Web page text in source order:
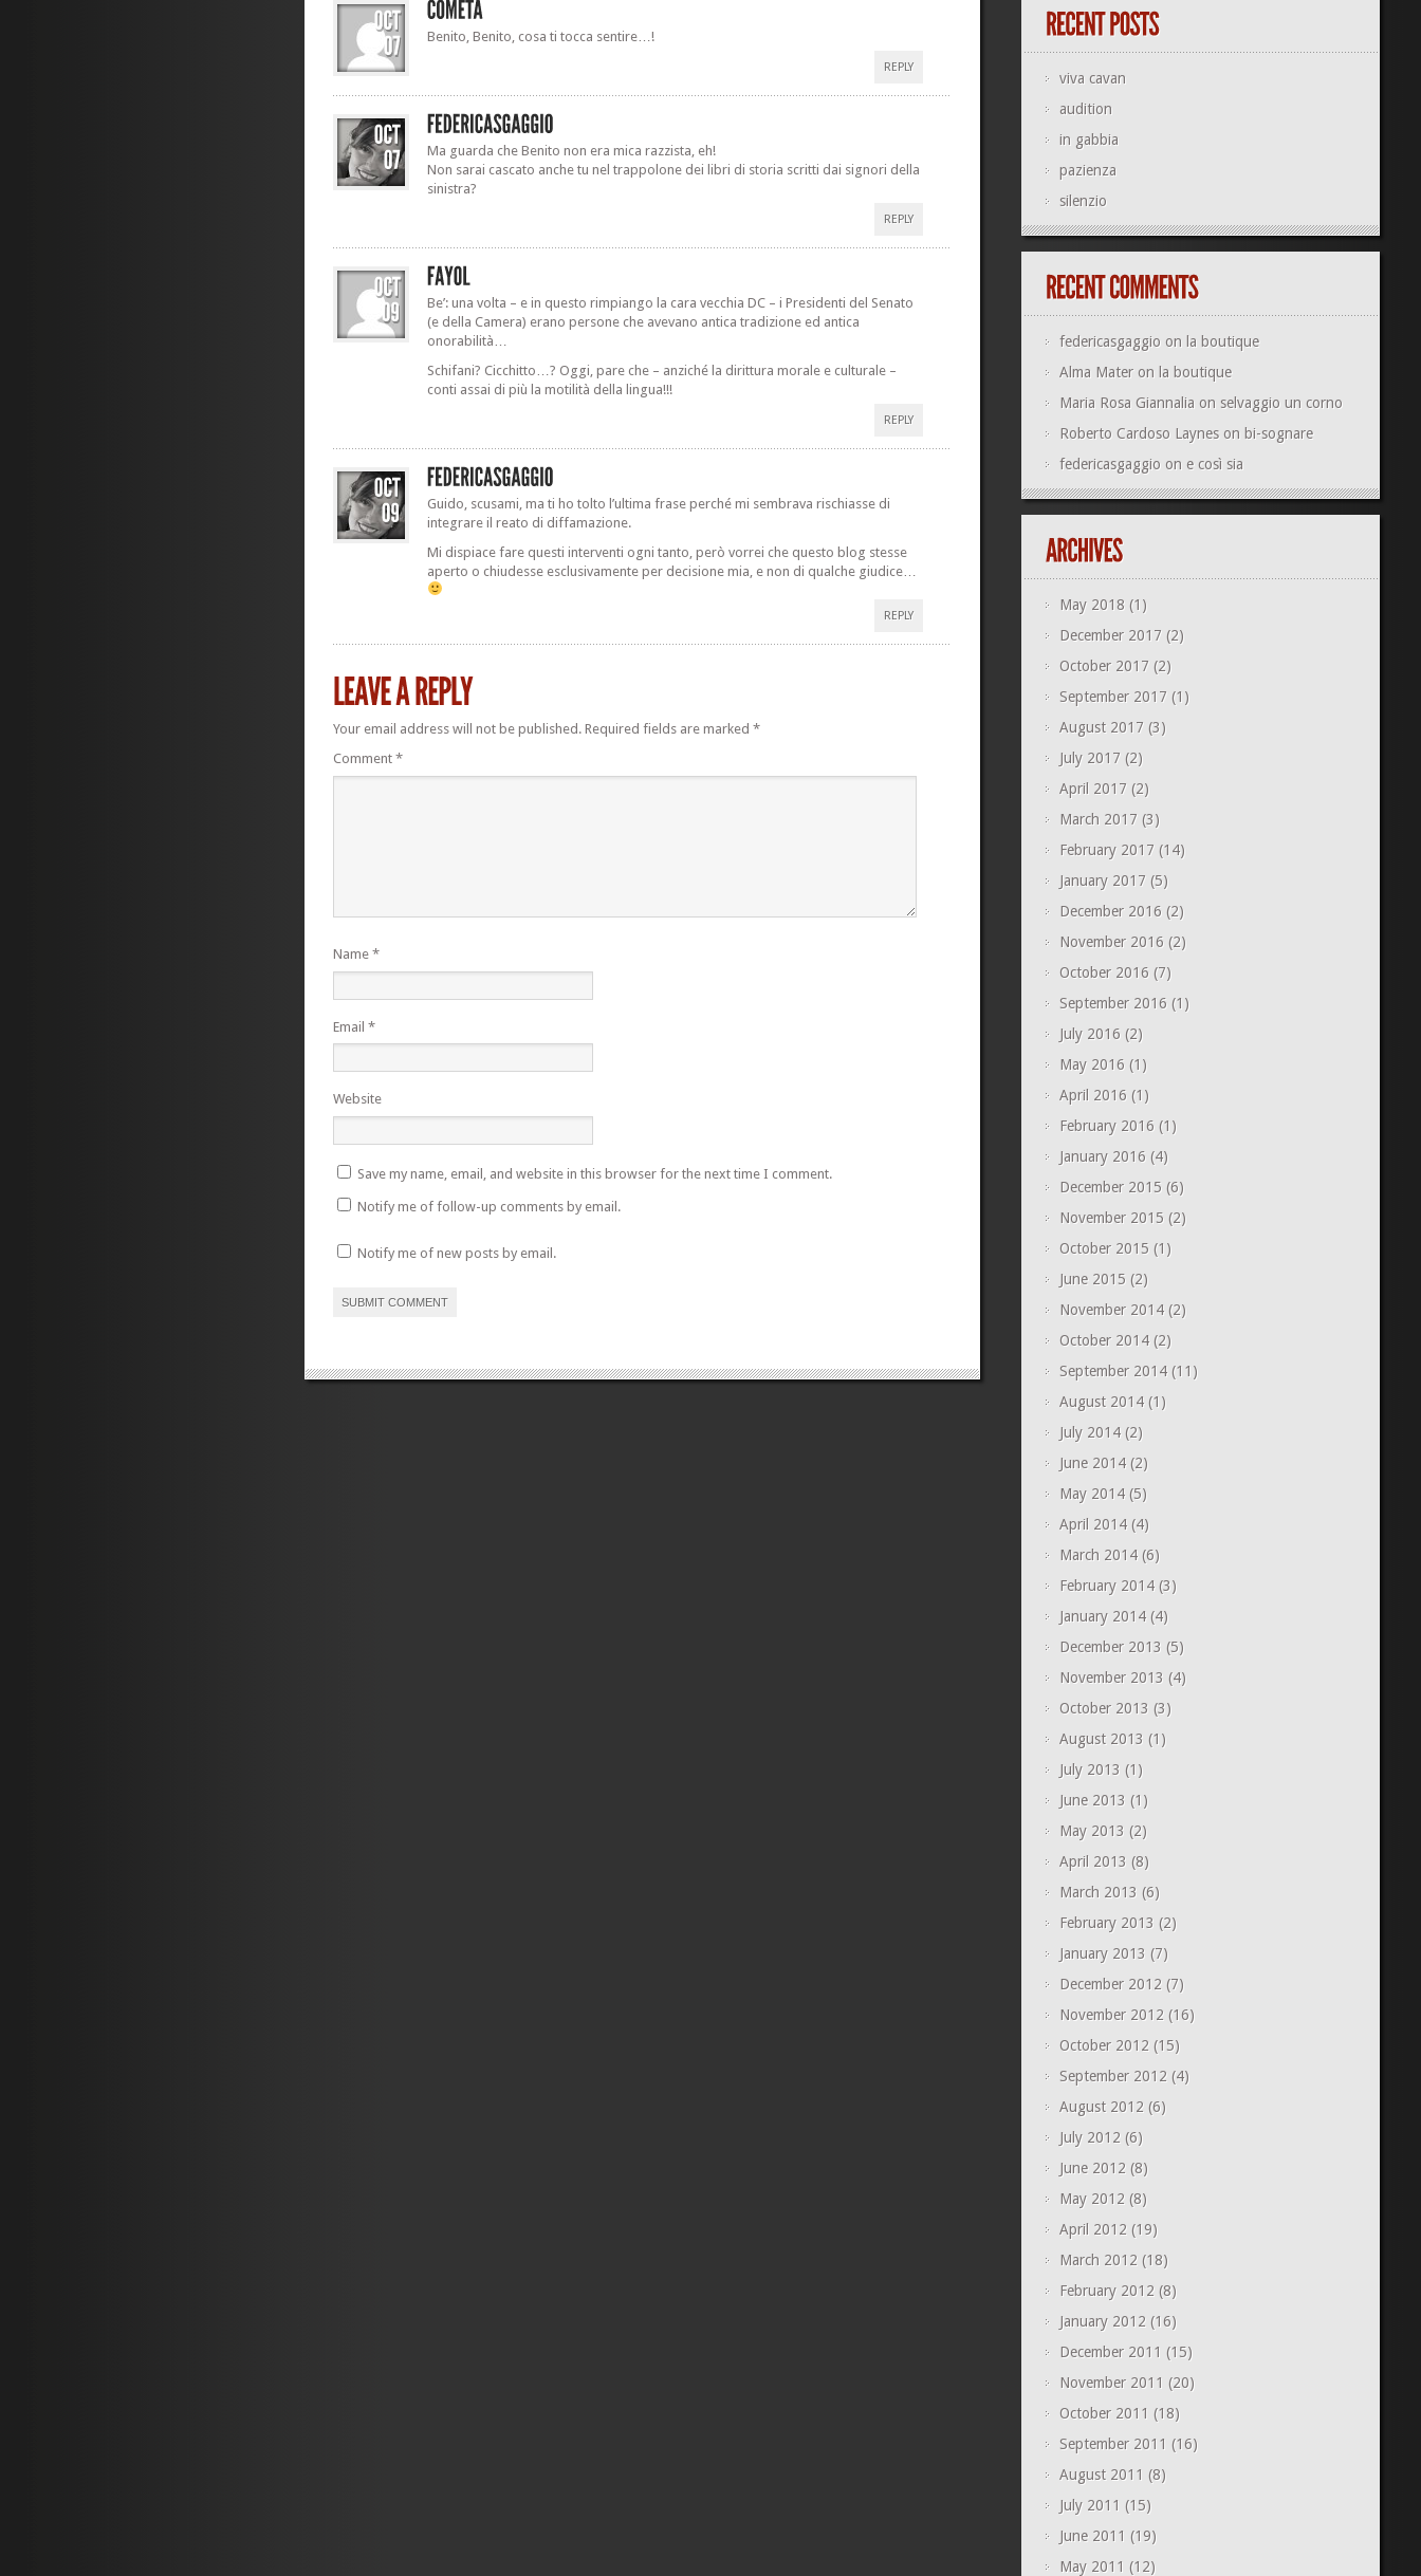
Benito, Benito, cosa ti tocca sentire…!
REPLY
Ma guarda che Benito non era mica razzista, eh!
Non sarai cascato anche tu nel trappolone dei libri di storia scritti dai signori della
sinistra?
REPLY
Be’: una volta – e in questo rimpiango la cara vecchia DC – i Presidenti del Senato
(e della Camera) erano persone che avevano antica tradizione ed antica
onorabilità…
Schifani? Cicchitto…? Oggi, pare che – anziché la dirittura morale e culturale –
conti assai di più la motilità della lingua!!!
REPLY
Guido, scusami, ma ti ho tolto l’ultima frase perché mi sembrava rischiasse di
integrare il reato di diffamazione.
Mi dispiace fare questi interventi ogni tanto, però vorrei che questo blog stesse
aperto o chiudesse esclusivamente per decisione mia, e non di qualche giudice…
REPLY
Your email address will not be published. Required fields are marked *
Comment *
Name *
Email *
Website
Save my name, email, and website in this browser for the next time I comment.
Notify me of follow-up comments by email.
Notify me of new posts by email.
viva cavan
audition
in gabbia
pazienza
silenzio
federicasgaggioon la boutique
Alma Materon la boutique
Maria Rosa Giannalia on selvaggio un corno
Roberto Cardoso Layneson bi-sognare
federicasgaggioon e così sia
May 2018(1)
December 2017(2)
October 2017(2)
September 2017(1)
August 2017(3)
July 2017(2)
April 2017(2)
March 2017(3)
February 2017(14)
January 2017(5)
December 2016(2)
November 2016(2)
October 2016(7)
September 2016(1)
July 2016(2)
May 2016(1)
April 2016(1)
February 2016(1)
January 2016(4)
December 2015(6)
November 2015(2)
October 2015(1)
June 2015(2)
November 2014(2)
October 2014(2)
September 2014(11)
August 2014(1)
July 2014(2)
June 2014(2)
May 2014(5)
April 2014(4)
March 2014(6)
February 2014(3)
January 2014(4)
December 2013 (5)
November 2013 (4)
October 2013 (3)
August 2013 (1)
July 2013 (1)
June 2013 (1)
May 2013 (2)
April 2013 (8)
March 2013 (6)
February 2013 (2)
January 2013 (7)
December 2012(7)
November 2012(16)
October 2012(15)
September 2012(4)
August 2012(6)
July 2012(6)
June 2012(8)
May 2012(8)
April 2012(19)
March 2012(18)
February 2012(8)
January 2012(16)
December 2011 (15)
November 2011 (20)
October 2011 (18)
September 2011 (16)
August 2011 (8)
July 2011 (15)
June 2011 (19)
May 2011 (12)